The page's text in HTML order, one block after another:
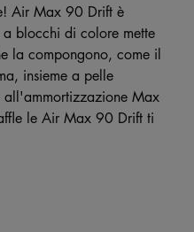
Air Max 90 Drift è
a blocchi di colore mette
la compongono, come il
insieme a pelle
Max
le Air Max 90 Drift ti